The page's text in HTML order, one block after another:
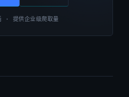
· 提供企业级爬取量